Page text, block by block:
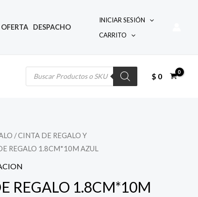
OFERTA DESPACHO
INICIAR SESIÓN
CARRITO
Búsqueda
$ 0
/CINTA DE REGALO Y
REGALO 1.8CM*10M AZUL
REGALO 1.8CM*10M